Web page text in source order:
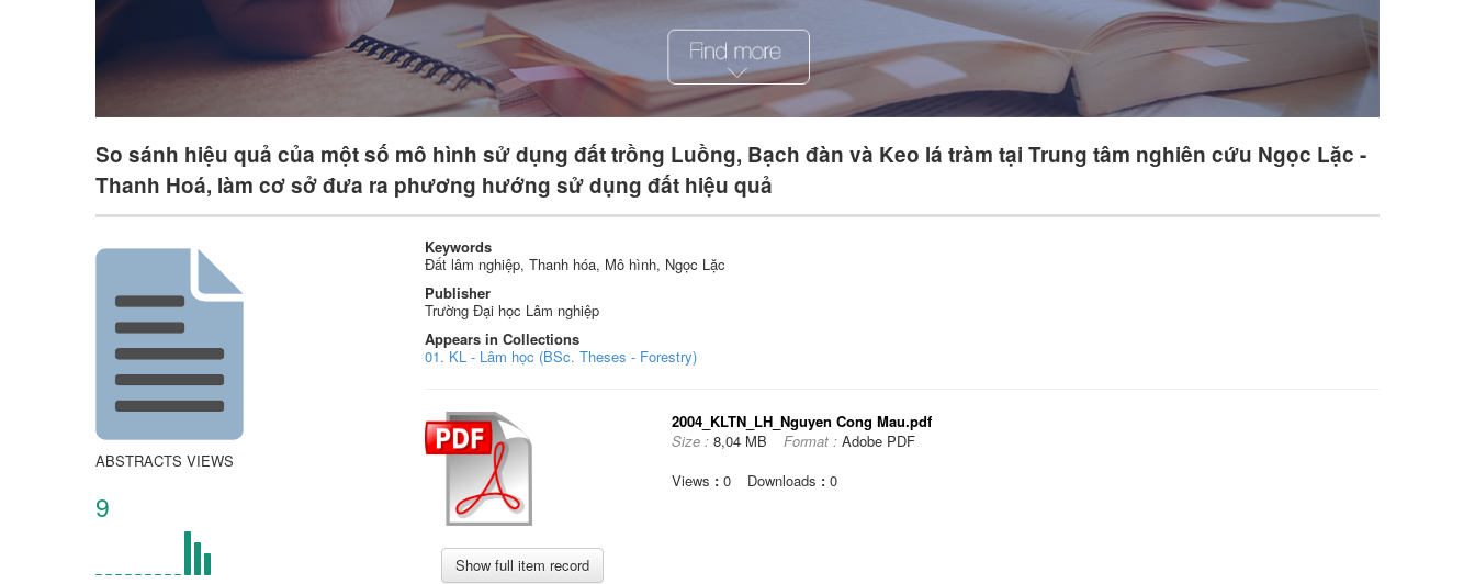
So sánh hiệu quả của một số mô hình sử dụng đất trồng Luồng, Bạch đàn và Keo lá tràm tại Trung tâm nghiên cứu Ngọc Lặc -
Thanh Hoá, làm cơ sở đưa ra phương hướng sử dụng đất hiệu quả
ABSTRACTS VIEWS
9
Keywords
Đất lâm nghiệp, Thanh hóa, Mô hình, Ngọc Lặc
Publisher
Trường Đại học Lâm nghiệp
Appears in Collections
01. KL - Lâm học (BSc. Theses - Forestry)
2004_KLTN_LH_Nguyen Cong Mau.pdf
Size : 8,04 MB Format : Adobe PDF
Views : 0 Downloads : 0
Show full item record